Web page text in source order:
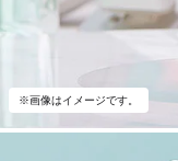
※画像はイメージです。